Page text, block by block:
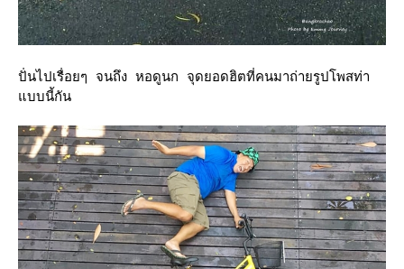
ปั่นไปเรื่อยๆ จนถึง หอดูนก จุดยอดฮิตที่คนมาถ่ายรูปโพสท่า
บบนี้กัน